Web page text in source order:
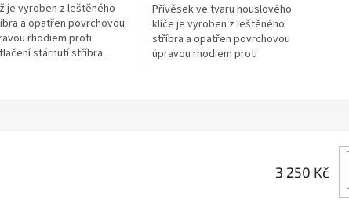
je vyroben z leštěného
a opatřen povrchovou
rhodiem proti
stárnutí stříbra.
Přívěsek ve tvaru houslového
klíče je vyroben z leštěného
stříbra a opatřen povrchovou
úpravou rhodiem proti
3 250 Kč